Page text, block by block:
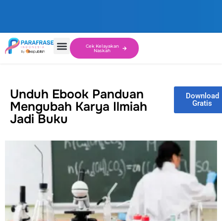
Cek Kelayakan
Naskah
Unduh Ebook Panduan
Mengubah Karya Ilmiah
Jadi Buku
Download
Gratis